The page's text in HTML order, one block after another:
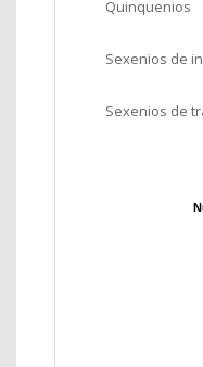
Quinquenios
Sexenios de
Sexenios de